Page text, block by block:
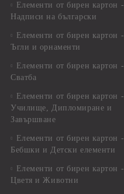
Елементи от бирен картон -
Надписи на български
Елементи от бирен картон -
Ъгли и орнаменти
Елементи от бирен картон -
Сватба
Елементи от бирен картон -
Училище, Дипломиране и
Завършване
Елементи от бирен картон -
Бебшки и Детски елементи
Елементи от бирен картон -
Цветя и Животни